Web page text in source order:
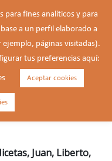
(c. a.
Juan, Liberto,
para fines analíticos y para
a un perfil elaborado a
páginas visitadas).
tus preferencias aquí:
Aceptar cookies